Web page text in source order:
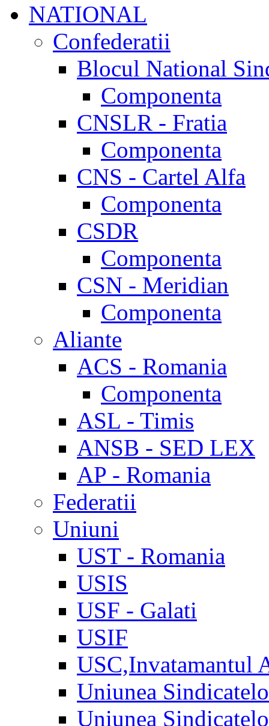
NATIONAL
Confederatii
Blocul National
Componenta
CNSLR - Fratia
Componenta
CNS - Cartel Alfa
Componenta
CSDR
Componenta
CSN - Meridian
Componenta
Aliante
ACS - Romania
Componenta
ASL - Timis
ANSB - SED LEX
AP - Romania
Federatii
Uniuni
UST - Romania
USIS
USF - Galati
USIF
USC,Invatamantul
Uniunea
Uniunea